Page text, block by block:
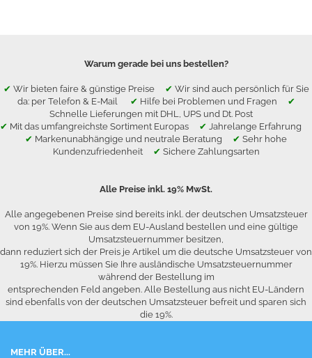
Warum gerade bei uns bestellen?
✔ Wir bieten faire & günstige Preise ✔ Wir sind auch persönlich für Sie
da: per Telefon & E-Mail ✔ Hilfe bei Problemen und Fragen ✔
Schnelle Lieferungen mit DHL, UPS und Dt. Post
✔ Mit das umfangreichste Sortiment Europas ✔ Jahrelange Erfahrung
✔ Markenunabhängige und neutrale Beratung ✔ Sehr hohe
Kundenzufriedenheit ✔ Sichere Zahlungsarten
Alle Preise inkl. 19% MwSt.
Alle angegebenen Preise sind bereits inkl. der deutschen Umsatzsteuer
von 19%. Wenn Sie aus dem EU-Ausland bestellen und eine gültige
Umsatzsteuernummer besitzen,
dann reduziert sich der Preis je Artikel um die deutsche Umsatzsteuer von
19%. Hierzu müssen Sie Ihre ausländische Umsatzsteuernummer
während der Bestellung im
entsprechenden Feld angeben. Alle Bestellung aus nicht EU-Ländern
sind ebenfalls von der deutschen Umsatzsteuer befreit und sparen sich
die 19%.
MEHR ÜBER...